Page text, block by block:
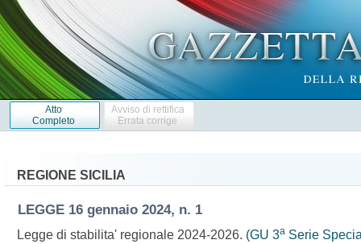
Atto
Completo
Avviso di rettifica
Errata corrige
REGIONE SICILIA
LEGGE 16 gennaio 2024, n. 1
Legge di stabilita' regionale 2024-2026. (GU 3aSerie